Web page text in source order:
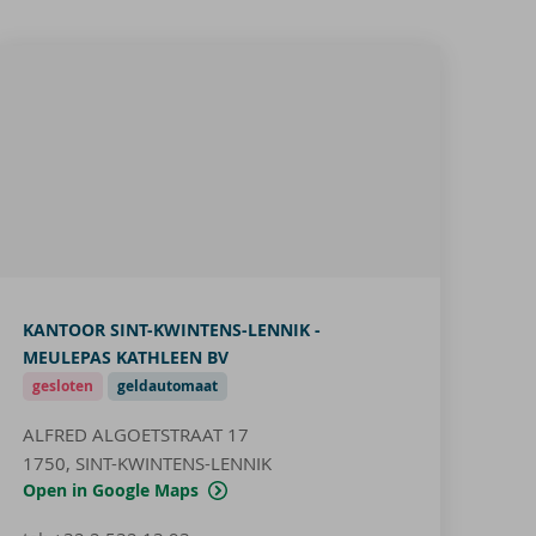
KANTOOR SINT-KWINTENS-LENNIK -
MEULEPAS KATHLEEN BV
gesloten geldautomaat
ALFRED ALGOETSTRAAT 17
1750, SINT-KWINTENS-LENNIK
Open in Google Maps